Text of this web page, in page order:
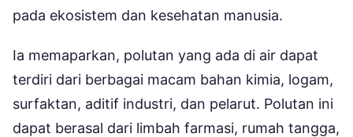
pada ekosistem dan kesehatan manusia.
Ia memaparkan, polutan yang ada di air dapat
terdiri dari berbagai macam bahan kimia, logam,
surfaktan, aditif industri, dan pelarut. Polutan ini
dapat berasal dari limbah farmasi, rumah tangga,